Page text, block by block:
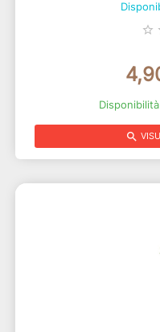
star_border
search